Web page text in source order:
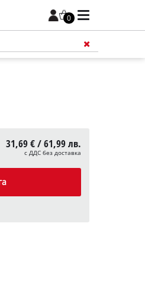
0
31,69 € / 61,99 лв.
с ДДС без доставка